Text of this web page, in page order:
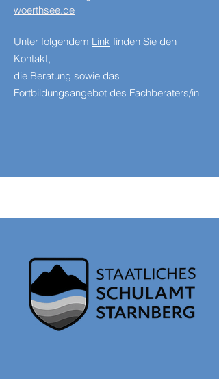
woerthsee.de
Unter folgendem Link finden Sie den
Kontakt,
die Beratung sowie das
Fortbildungsangebot des Fachberaters/in